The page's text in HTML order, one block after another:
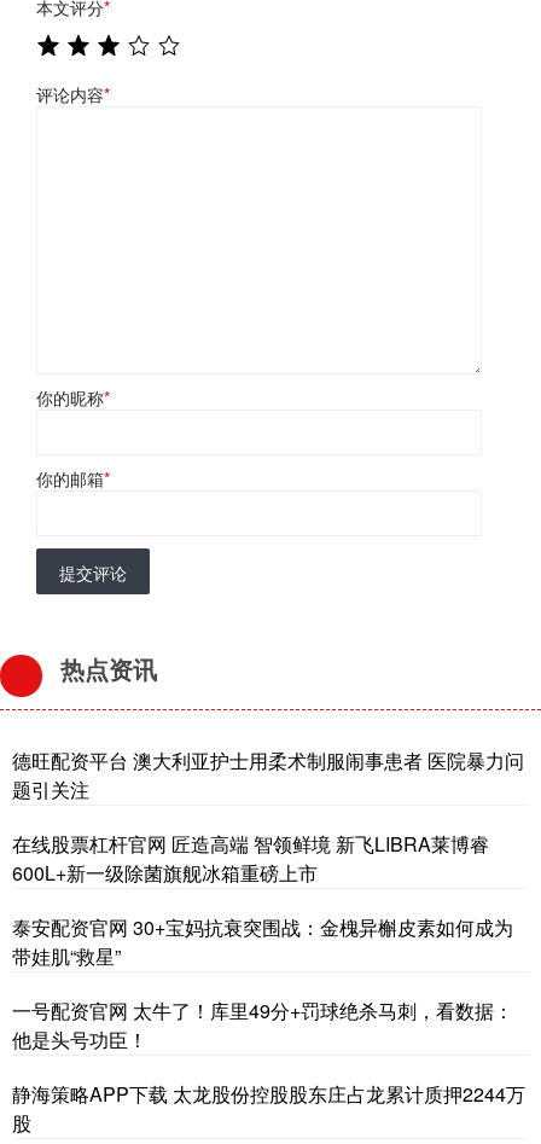
本文评分*
评论内容*
你的昵称*
你的邮箱*
提交评论
热点资讯
德旺配资平台 澳大利亚护士用柔术制服闹事患者 医院暴力问
题引关注
在线股票杠杆官网 匠造高端 智领鲜境 新飞LIBRA莱博睿
600L+新一级除菌旗舰冰箱重磅上市
泰安配资官网 30+宝妈抗衰突围战：金槐异槲皮素如何成为
带娃肌“救星”
一号配资官网 太牛了！库里49分+罚球绝杀马刺，看数据：
他是头号功臣！
静海策略APP下载 太龙股份控股股东庄占龙累计质押2244万
股